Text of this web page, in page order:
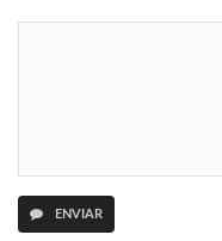
ENVIAR